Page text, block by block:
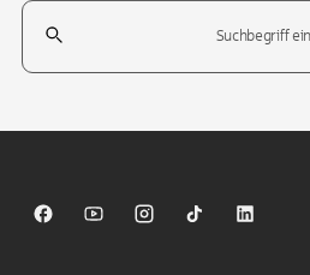
Suchfeld
Sparkasse auf Facebook
Sparkasse auf Youtube
Sparkasse aufSparkasse auf